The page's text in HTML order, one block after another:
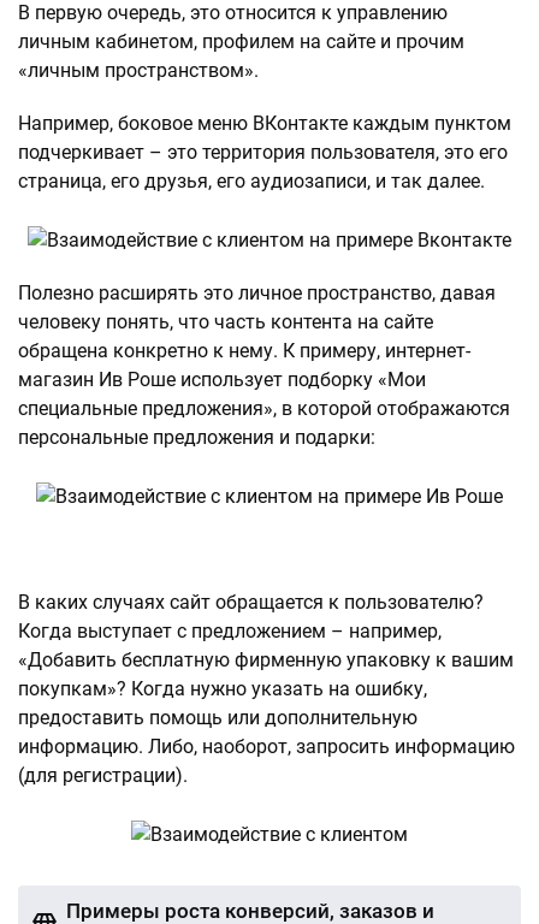
В первую очередь, это относится к управлению
личным кабинетом, профилем на сайте и прочим
«личным пространством».
Например, боковое меню ВКонтакте каждым пунктом
подчеркивает – это территория пользователя, это его
страница, его друзья, его аудиозаписи, и так далее.
Полезно расширять это личное пространство, давая
человеку понять, что часть контента на сайте
обращена конкретно к нему. К примеру, интернет-
магазин Ив Роше использует подборку «Мои
специальные предложения», в которой отображаются
персональные предложения и подарки:
В каких случаях сайт обращается к пользователю?
Когда выступает с предложением – например,
«Добавить бесплатную фирменную упаковку к вашим
покупкам»? Когда нужно указать на ошибку,
предоставить помощь или дополнительную
информацию. Либо, наоборот, запросить информацию
(для регистрации).
Примеры роста конверсий, заказов и